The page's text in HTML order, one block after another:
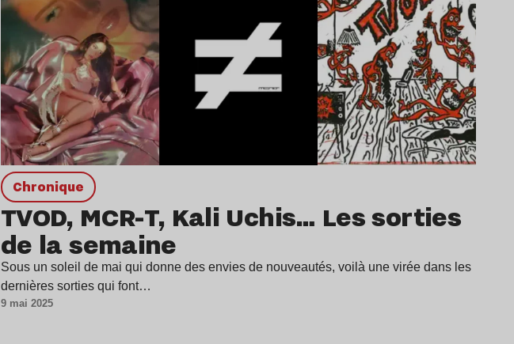
chronique
TVOD, MCR-T, Kali Uchis… Les sorties
de la semaine
Sous un soleil de mai qui donne des envies de nouveautés, voilà une virée dans les
dernières sorties qui font…
9 mai 2025